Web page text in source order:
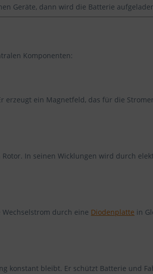
Geräte, dann wird die Batterie
Komponenten:
erzeugt ein Magnetfeld, das für die
In seinen Wicklungen wird durch
durch eine Diodenplatte in
konstant bleibt. Er schützt Batterie und